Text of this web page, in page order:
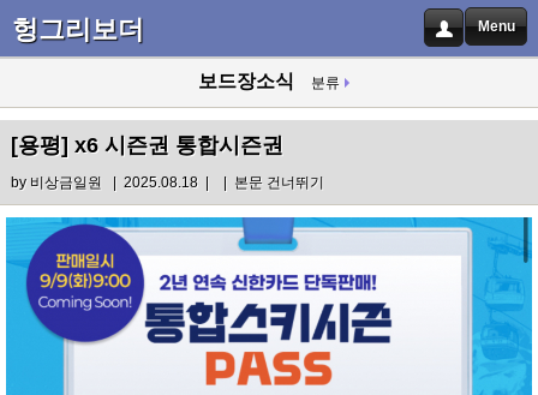
헝그리보더 Menu
보드장소식 분류
[용평] x6 시즌권 통합시즌권
by 비상금일원 | 2025.08.18 | | 본문 건너뛰기